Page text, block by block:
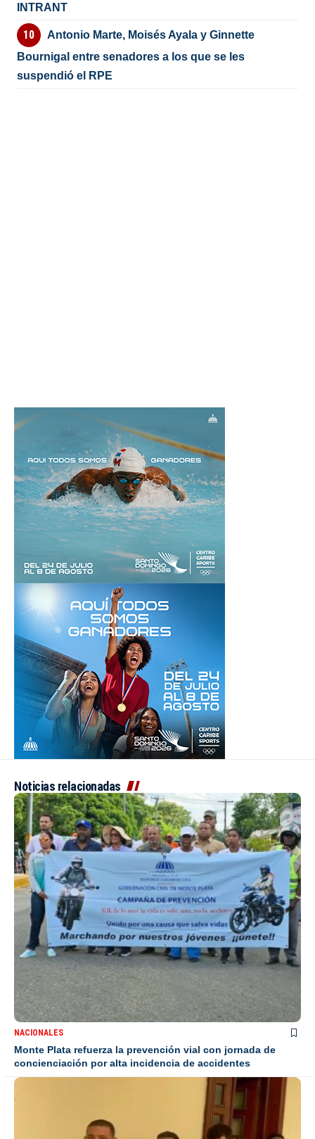
INTRANT
Antonio Marte, Moisés Ayala y Ginnette
Bournigal entre senadores a los que se les
suspendió el RPE
Noticias relacionadas
NACIONALES
Monte Plata refuerza la prevención vial con jornada de
concienciación por alta incidencia de accidentes